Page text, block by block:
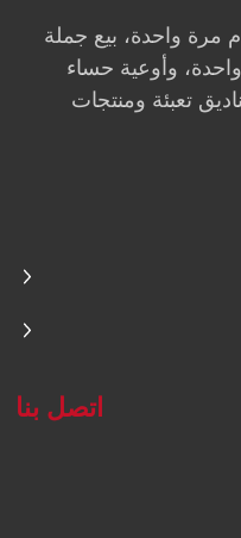
مرة واحدة، بيع جملة
وأوعية حساء
تعبئة ومنتجات
اتصل بنا